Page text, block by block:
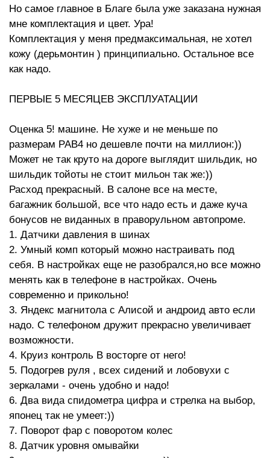
Но самое главное в Благе была уже заказана нужная
мне комплектация и цвет. Ура!
Комплектация у меня предмаксимальная, не хотел
кожу (дерьмонтин ) принципиально. Остальное все
как надо.
ПЕРВЫЕ 5 МЕСЯЦЕВ ЭКСПЛУАТАЦИИ
Оценка 5! машине. Не хуже и не меньше по
размерам РАВ4 но дешевле почти на миллион:))
Может не так круто на дороге выглядит шильдик, но
шильдик тойоты не стоит мильон так же:))
Расход прекрасный. В салоне все на месте,
багажник большой, все что надо есть и даже куча
бонусов не виданных в праворульном автопроме.
1. Датчики давления в шинах
2. Умный комп который можно настраивать под
себя. В настройках еще не разобрался,но все можно
менять как в телефоне в настройках. Очень
современно и прикольно!
3. Яндекс магнитола с Алисой и андроид авто если
надо. С телефоном дружит прекрасно увеличивает
возможности.
4. Круиз контроль В восторге от него!
5. Подогрев руля , всех сидений и лобовухи с
зеркалами - очень удобно и надо!
6. Два вида спидометра цифра и стрелка на выбор,
японец так не умеет:))
7. Поворот фар с поворотом колес
8. Датчик уровня омывайки